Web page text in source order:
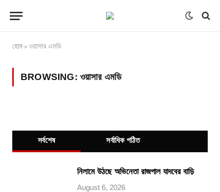
হোম » ওয়াসার এমডি
BROWSING: ওয়াসার এমডি
সর্বশেষ সর্বাধিক পঠিত
নিলামে উঠছে অভিনেতা রাজপাল যাদবের বাড়ি
August 6, 2026